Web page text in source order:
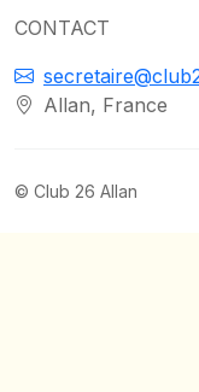
CONTACT
Allan, France
© Club 26 Allan